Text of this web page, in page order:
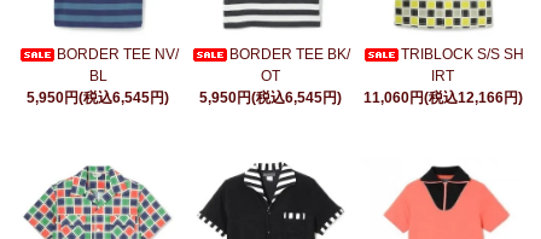
BORDER TEE NV/
BL
5,950円(税込6,545円)
BORDER TEE BK/
OT
5,950円(税込6,545円)
TRIBLOCK S/S SH
IRT
11,060円(税込12,166円)